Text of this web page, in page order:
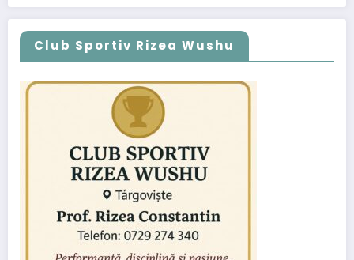
Club Sportiv Rizea Wushu